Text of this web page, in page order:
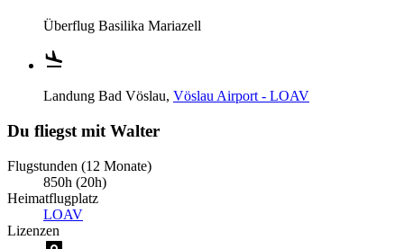
Überflug Basilika Mariazell
Landung Bad Vöslau, Vöslau Airport - LOAV
Du fliegst mit Walter
Flugstunden (12 Monate)
850h (20h)
Heimatflugplatz
LOAV
Lizenzen